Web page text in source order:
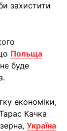
захистити
Польща
буде
економіки,
Качка
Україна